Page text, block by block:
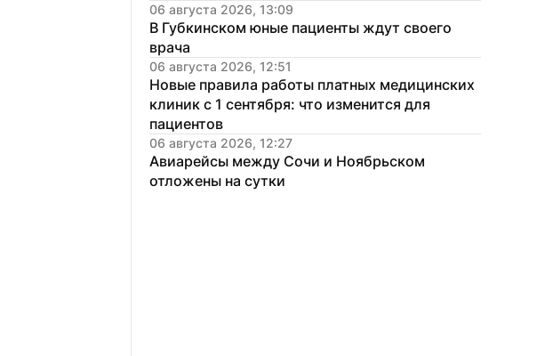
06 августа 2026, 13:09
В Губкинском юные пациенты ждут своего
врача
06 августа 2026, 12:51
Новые правила работы платных медицинских
клиник с 1 сентября: что изменится для
пациентов
06 августа 2026, 12:27
Авиарейсы между Сочи и Ноябрьском
отложены на сутки